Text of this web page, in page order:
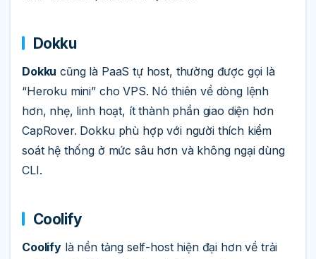
Dokku
Dokku cũng là PaaS tự host, thường được gọi là
“Heroku mini” cho VPS. Nó thiên về dòng lệnh
hơn, nhẹ, linh hoạt, ít thành phần giao diện hơn
CapRover. Dokku phù hợp với người thích kiểm
soát hệ thống ở mức sâu hơn và không ngại dùng
CLI.
Coolify
Coolifylà nền tảng self-host hiện đại hơn về trải